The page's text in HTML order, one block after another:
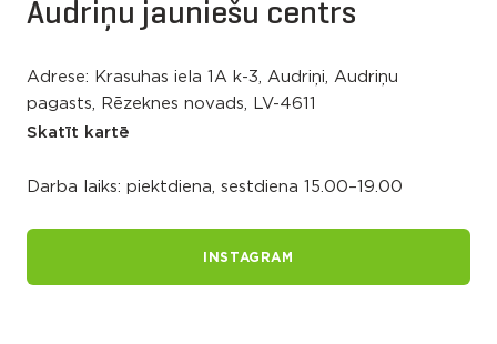
Audriņu jauniešu centrs
Adrese: Krasuhas iela 1A k-3, Audriņi, Audriņu
pagasts, Rēzeknes novads, LV-4611
Skatīt kartē
Darba laiks: piektdiena, sestdiena 15.00–19.00
INSTAGRAM